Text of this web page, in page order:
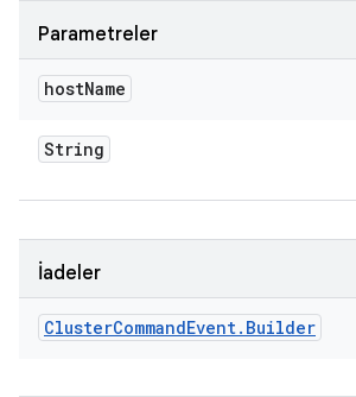
Parametreler
hostName
String
İadeler
ClusterCommandEvent. Builder